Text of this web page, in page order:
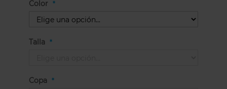
Color
Talla
Copa